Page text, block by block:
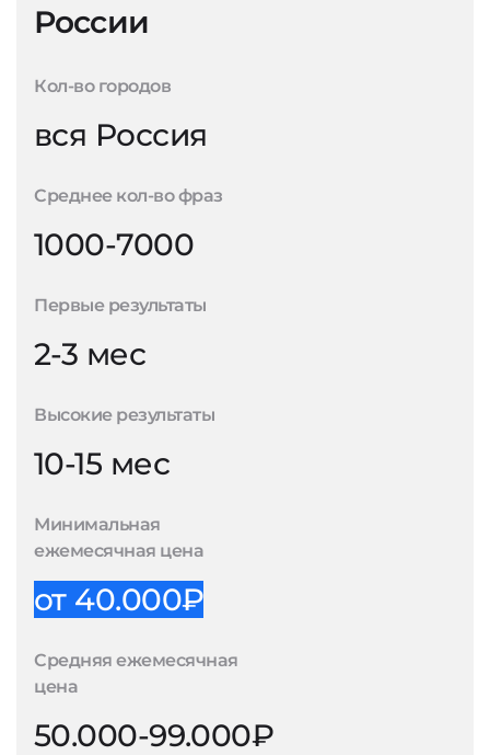
России
Кол-во городов
вся Россия
Среднее кол-во фраз
1000-7000
Первые результаты
2-3 мес
Высокие результаты
10-15 мес
Минимальная
ежемесячная цена
от 40.000₽
Средняя ежемесячная
цена
50.000-99.000₽